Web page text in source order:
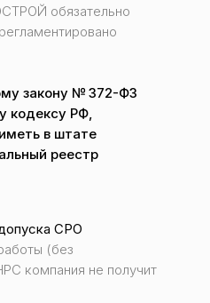
обязательно
закону № 372-ФЗ
кодексу РФ,
в штате
реестр
СРО
(без
компания не получит